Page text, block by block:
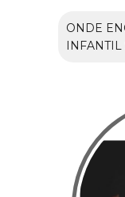
ONDE
INFANTIL